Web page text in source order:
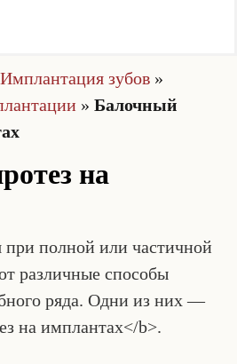
Имплантация зубов »
» Балочный
на
при полной или частичной
различные способы
ряда. Одни из них —
на имплантах</b>.